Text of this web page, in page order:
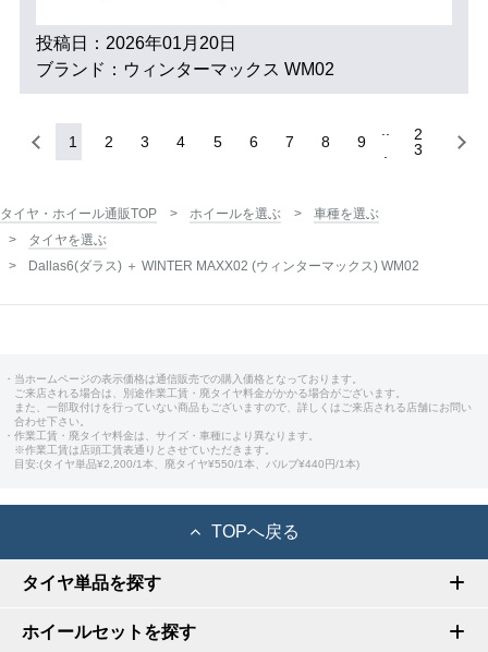
投稿日：2026年01月20日
ブランド：ウィンターマックス WM02
1 2 3 4 5 6 7 8 9
2
3
タイヤ・ホイール通販TOP ホイールを選ぶ
車種を選ぶ
タイヤを選ぶ
Dallas6(ダラス) ＋ WINTER MAXX02 (ウィンターマックス) WM02
・当ホームページの表示価格は通信販売での購入価格となっております。
ご来店される場合は、別途作業工賃・廃タイヤ料金がかかる場合がございます。
また、一部取付けを行っていない商品もございますので、詳しくはご来店される店舗にお問い
合わせ下さい。
・作業工賃・廃タイヤ料金は、サイズ・車種により異なります。
※作業工賃は店頭工賃表通りとさせていただきます。
目安:(タイヤ単品¥2,200/1本、廃タイヤ¥550/1本、バルブ¥440円/1本)
TOPへ戻る
タイヤ単品を探す
ホイールセットを探す